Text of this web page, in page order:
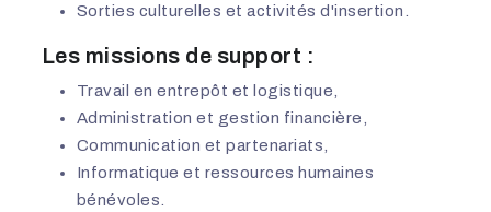
Sorties culturelles et activités d'insertion.
Les missions de support :
Travail en entrepôt et logistique,
Administration et gestion financière,
Communication et partenariats,
Informatique et ressources humaines
bénévoles.